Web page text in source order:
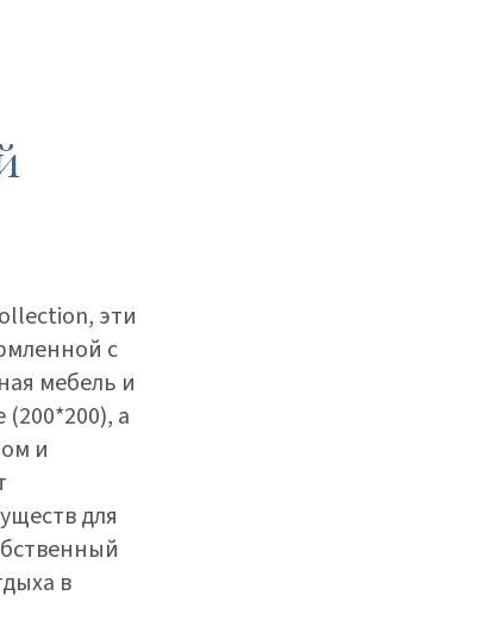
эти
с
мебель и
а
и
для
в